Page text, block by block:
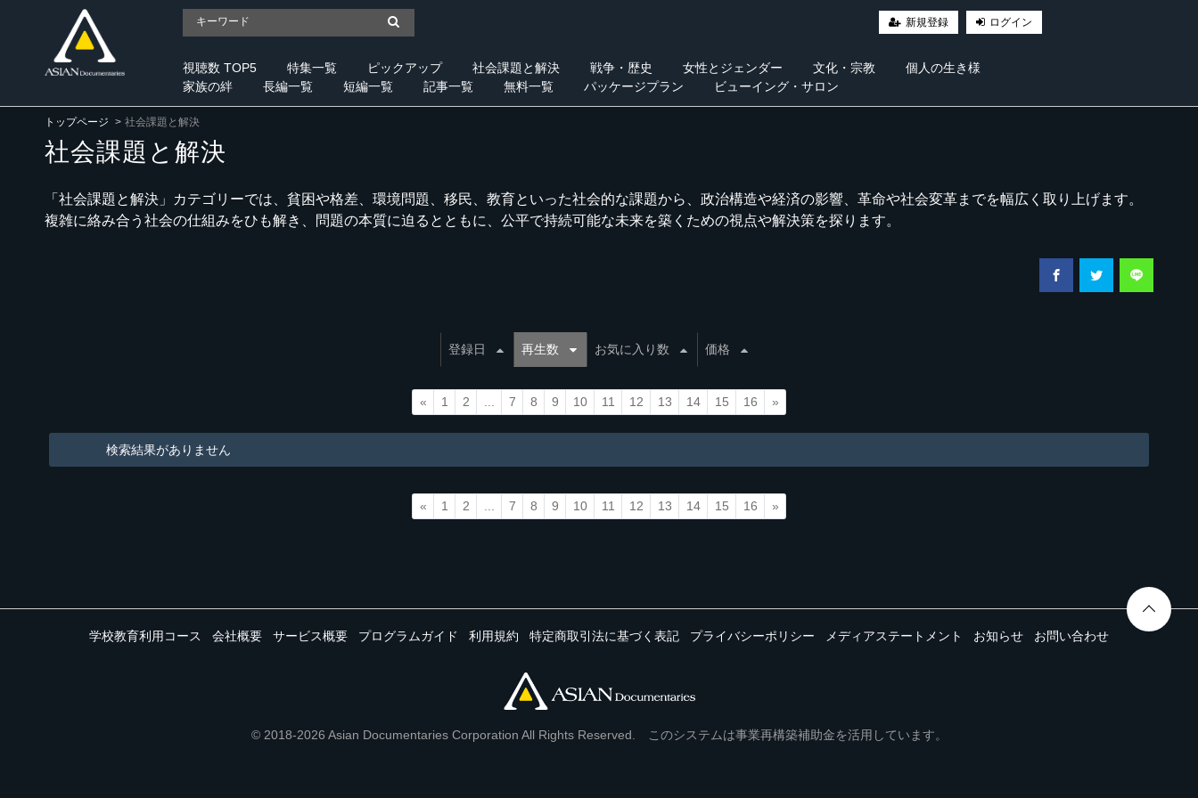
新規登録 ログイン
視聴数 TOP5 特集一覧 ピックアップ 社会課題と解決 戦争・歴史 女性とジェンダー 文化・宗教
個人の生き様
家族の絆
長編一覧 短編一覧 記事一覧 無料一覧 パッケージプラン ビューイング・サロン
トップページ 社会課題と解決
社会課題と解決
「社会課題と解決」カテゴリーでは、貧困や格差、環境問題、移民、教育といった社会的な課題から、政治構造や経済の影響、革命や社会変革までを幅広く取り上げます。
複雑に絡み合う社会の仕組みをひも解き、問題の本質に迫るとともに、公平で持続可能な未来を築くための視点や解決策を探ります。
登録日 再生数 お気に入り数 価格
« 1 2 7 8 9 10 11 12 13 14 15 16 »
検索結果がありません
« 1 2 7 8 9 10 11 12 13 14 15 16 »
学校教育利用コース 会社概要 サービス概要 プログラムガイド 利用規約 特定商取引法に基づく表記 プライバシーポリシー メディアステートメント お知らせ お問い合わせ
© 2018-2026 Asian Documentaries Corporation All Rights Reserved. このシステムは事業再構築補助金を活用しています。